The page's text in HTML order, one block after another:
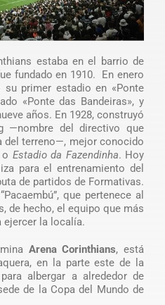
estaba en el barrio de
fundado en 1910. En enero
primer estadio en «Ponte
«Ponte das Bandeiras», y
años. En 1928, construyó
—nombre del directivo que
del terreno—, mejor conocido
o Estadio da Fazendinha. Hoy
para el entrenamiento del
de partidos de Formativas.
que pertenece al
de hecho, el equipo que más
ejercer la localía.
Arena Corinthians, está
en la parte este de la
albergar a alrededor de
de la Copa del Mundo de